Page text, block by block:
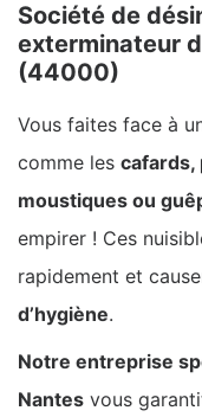
Société de
exterminateur
(44000)
Vous faites face à
comme les cafards,
moustiques ou
empirer ! Ces
rapidement et
d’hygiène.
Notre entreprise
Nantes vous